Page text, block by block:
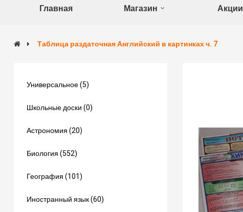
Главная Магазин Акции
Таблица раздаточная Английский в картинках ч. 7
Универсальное (5)
Школьные доски (0)
Астрономия (20)
Биология (552)
География (101)
Иностранный язык (60)